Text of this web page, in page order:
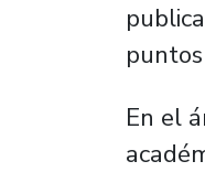
En el